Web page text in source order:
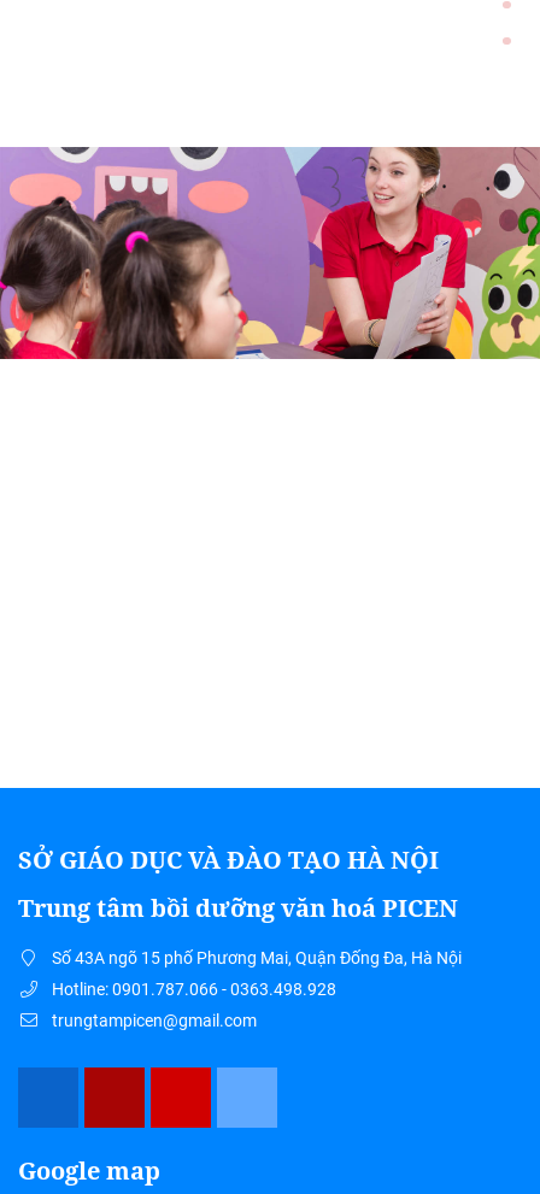
SỞ GIÁO DỤC VÀ ĐÀO TẠO HÀ NỘI
Trung tâm bồi dưỡng văn hoá PICEN
Số 43A ngõ 15 phố Phương Mai, Quận Đống Đa, Hà Nội
Hotline: 0901.787.066 - 0363.498.928
trungtampicen@gmail.com
Google map